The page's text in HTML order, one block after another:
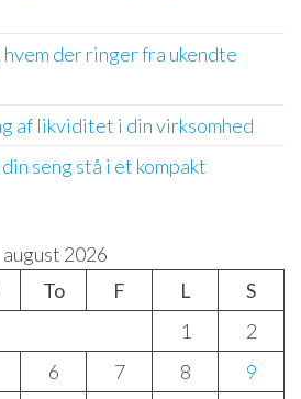
hvem der ringer fra ukendte
af likviditet i din virksomhed
seng stå i et kompakt
august 2026
To F L
S
1
2
6 7 8
9